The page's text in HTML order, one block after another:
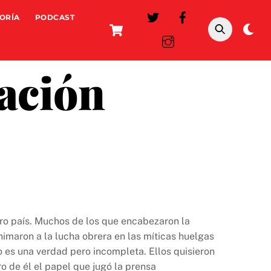
Cart
PODCAST
país. Muchos de los que encabezaron la
a la lucha obrera en las míticas huelgas
una verdad pero incompleta. Ellos quisieron
de él el papel que jugó la prensa